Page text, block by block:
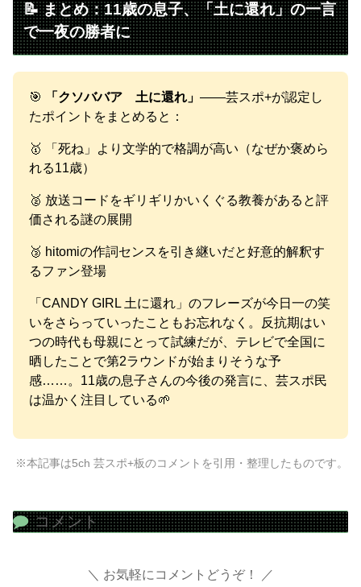
📝 まとめ：11歳の息子、「土に還れ」の一言
で一夜の勝者に
🎯 「クソババア 土に還れ」 ——芸スポ+が認定し
たポイントをまとめると：
🥇 「死ね」より文学的で格調が高い（なぜか褒めら
れる11歳）
🥈 放送コードをギリギリかいくぐる教養があると評
価される謎の展開
🥉 hitomiの作詞センスを引き継いだと好意的解釈す
るファン登場
「CANDY GIRL 土に還れ」のフレーズが今日一の笑
いをさらっていったこともお忘れなく。反抗期はい
つの時代も母親にとって試練だが、テレビで全国に
晒したことで第2ラウンドが始まりそうな予
感……。11歳の息子さんの今後の発言に、芸スポ民
は温かく注目している🌱
※本記事は5ch 芸スポ+板のコメントを引用・整理したものです。
コメント
お気軽にコメントどうぞ！